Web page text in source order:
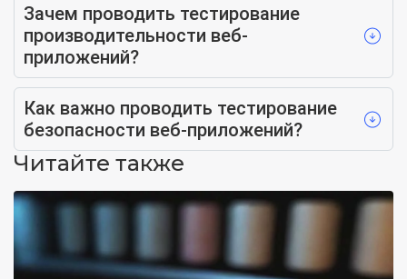
Зачем проводить тестирование
производительности веб-
приложений?
Как важно проводить тестирование
безопасности веб-приложений?
Читайте также